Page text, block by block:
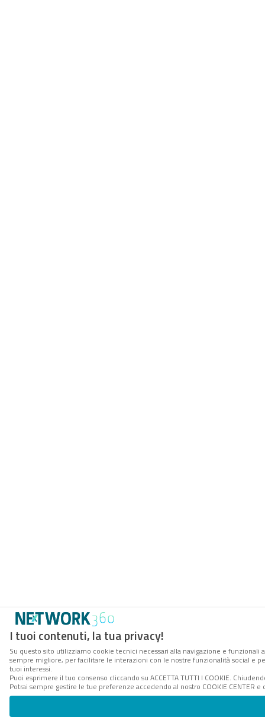
I tuoi contenuti, la tua privacy!
Su questo sito utilizziamo cookie tecnici necessari alla navigazione e
sempre migliore, per facilitare le interazioni con le nostre funzionalità social e
tuoi interessi.
Puoi esprimere il tuo consenso cliccando su ACCETTA TUTTI I COOKIE.
Potrai sempre gestire le tue preferenze accedendo al nostro COOKIE